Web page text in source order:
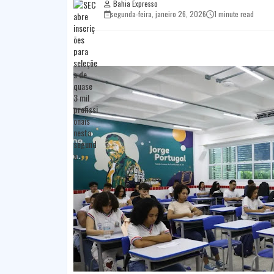
Bahia Expresso
segunda-feira, janeiro 26, 2026
1 minute read